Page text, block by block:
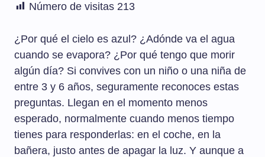
Número de visitas 213
¿Por qué el cielo es azul? ¿Adónde va el agua
cuando se evapora? ¿Por qué tengo que morir
algún día? Si convives con un niño o una niña de
entre 3 y 6 años, seguramente reconoces estas
preguntas. Llegan en el momento menos
esperado, normalmente cuando menos tiempo
tienes para responderlas: en el coche, en la
bañera, justo antes de apagar la luz. Y aunque a